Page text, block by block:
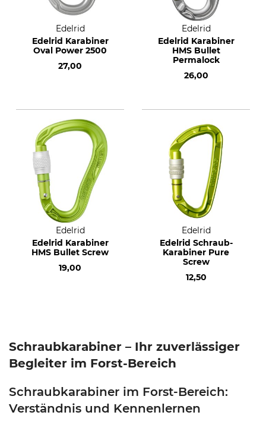
Edelrid
Edelrid Karabiner
Oval Power 2500
27,00
Edelrid
Edelrid Karabiner
HMS Bullet
Permalock
26,00
Edelrid
Edelrid Karabiner
HMS Bullet Screw
19,00
Edelrid
Edelrid Schraub-
Karabiner Pure
Screw
12,50
Schraubkarabiner – Ihr zuverlässiger
Begleiter im Forst-Bereich
Schraubkarabiner im Forst-Bereich:
Verständnis und Kennenlernen